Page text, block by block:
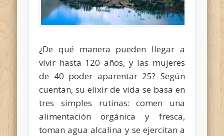
¿De qué manera pueden llegar a
vivir hasta 120 años, y las mujeres
de 40 poder aparentar 25? Según
cuentan, su elixir de vida se basa en
tres simples rutinas: comen una
alimentación orgánica y fresca,
toman agua alcalina y se ejercitan a